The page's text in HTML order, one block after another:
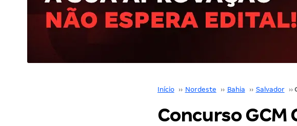
Início ›› Nordeste ›› Bahia ›› Salvador ››
Concurso GCM